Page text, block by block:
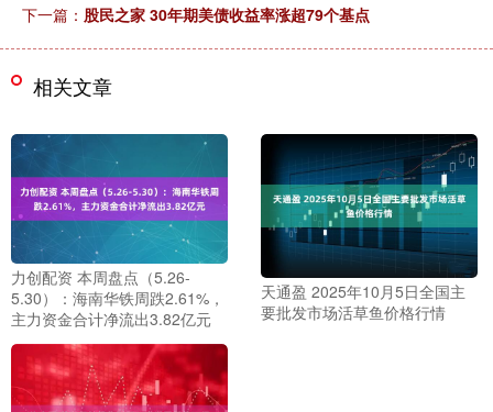
下一篇： 股民之家 30年期美债收益率涨超79个基点
相关文章
力创配资 本周盘点（5.26-
5.30）：海南华铁周跌2.61%，
主力资金合计净流出3.82亿元
天通盈 2025年10月5日全国主
要批发市场活草鱼价格行情